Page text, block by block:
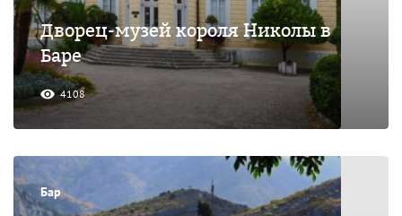
Дворец-музей короля Николы в
Баре
4108
Бар